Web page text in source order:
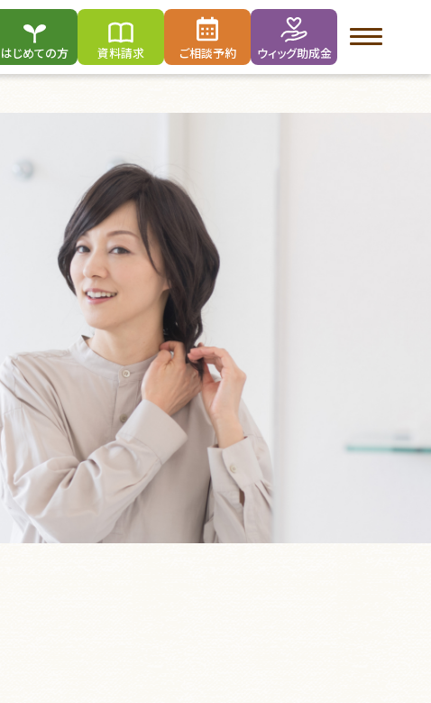
はじめての方 資料請求 ご相談予約 ウィッグ助成金
外見ケア・お役立ちグッズ
Rafra Lunica(ラフラ ルニカ)
脱毛時用の帽子・キャップ
外見ケア・お役立ちグッズ
治療中の様々なケアを動画でご紹介
サイトマップ